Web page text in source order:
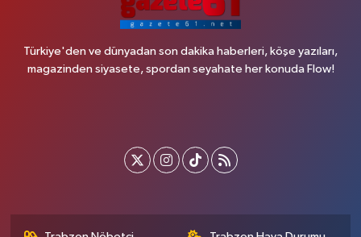
Türkiye'den ve dünyadan son dakika haberleri, köşe yazıları,
magazinden siyasete, spordan seyahate her konuda Flow!